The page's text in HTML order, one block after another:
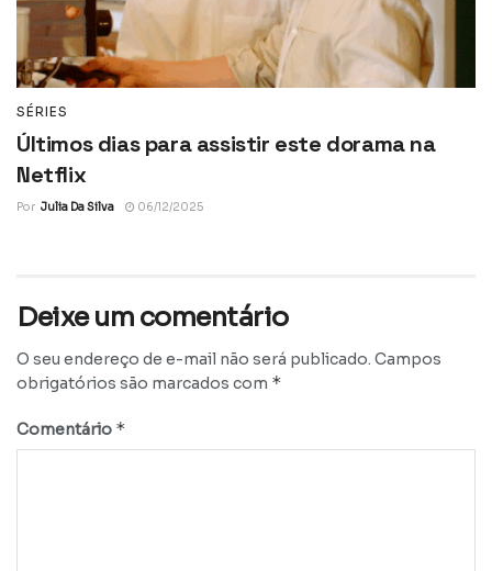
SÉRIES
Últimos dias para assistir este dorama na
Netflix
Por Julia Da Silva 06/12/2025
Deixe um comentário
O seu endereço de e-mail não será publicado. Campos
obrigatórios são marcados com *
Comentário *